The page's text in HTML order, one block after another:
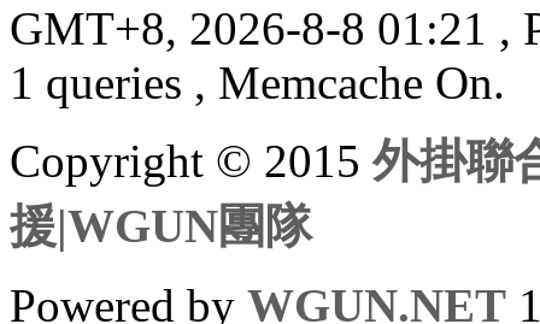
GMT+8, 2026-8-8 01:21 ,
1 queries , Memcache On.
Copyright © 2015外掛聯
援|WGUN團隊
Powered by WGUN.NET